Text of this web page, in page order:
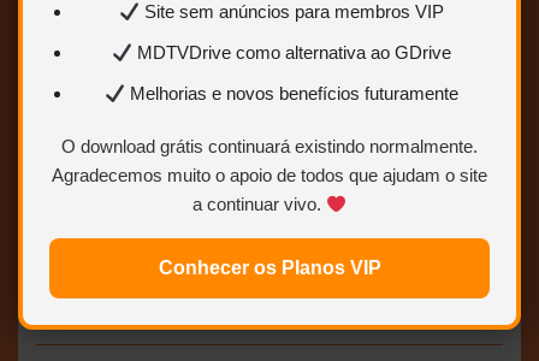
Site sem anúncios para membros VIP
MDTVDrive como alternativa ao GDrive
Melhorias e novos benefícios futuramente
O download grátis continuará existindo normalmente.
Agradecemos muito o apoio de todos que ajudam o site
a continuar vivo.
Conhecer os Planos VIP